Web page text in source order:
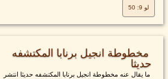
لو 9: 50
مخطوطة انجيل برنابا المكتشفه
حديثا
ما يقال عنه مخطوطة انجيل برنابا المكتشفه حديثا انتشر